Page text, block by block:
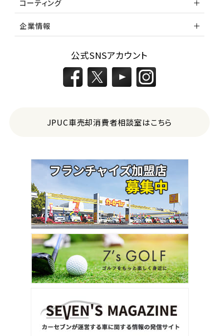
コーティング
企業情報
公式SNSアカウント
JPUC車売却消費者相談室はこちら